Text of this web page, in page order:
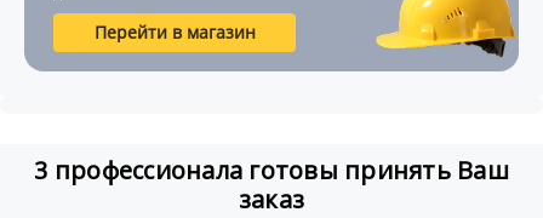
Перейти в магазин
3 профессионала готовы принять Ваш
заказ